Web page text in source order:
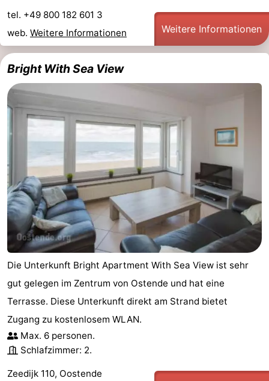
tel. +49 800 182 601 3
web. Weitere Informationen Weitere Informationen
Bright With Sea View
Die Unterkunft Bright Apartment With Sea View ist sehr
gut gelegen im Zentrum von Ostende und hat eine
Terrasse. Diese Unterkunft direkt am Strand bietet
Zugang zu kostenlosem WLAN.
Max. 6 personen.
Schlafzimmer: 2.
Zeedijk 110, Oostende